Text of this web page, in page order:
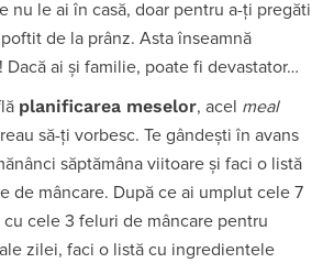
nu le ai în casă, doar pentru a-ți pregăti
de la prânz. Asta înseamnă
Dacă ai și familie, poate fi devastator…
planificarea meselor, acel meal
să-ți vorbesc. Te gândești în avans
săptămâna viitoare și faci o listă
de mâncare. După ce ai umplut cele 7
cele 3 feluri de mâncare pentru
zilei, faci o listă cu ingredientele